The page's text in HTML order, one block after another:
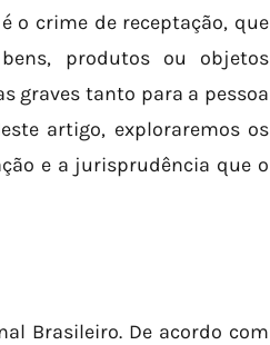
o crime de receptação, que
produtos ou objetos
graves tanto para a pessoa
artigo, exploraremos os
e a jurisprudência que o
Brasileiro. De acordo com